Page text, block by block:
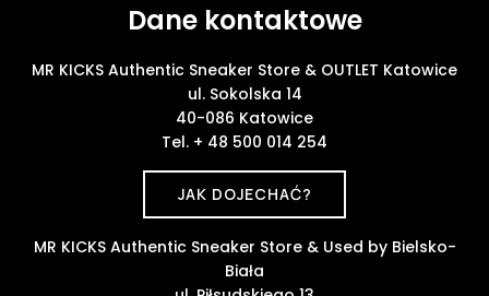
Dane kontaktowe
MR KICKS Authentic Sneaker Store & OUTLET Katowice
ul. Sokolska 14
40-086 Katowice
Tel. + 48 500 014 254
JAK DOJECHAĆ?
MR KICKS Authentic Sneaker Store & Used by Bielsko-
Biała